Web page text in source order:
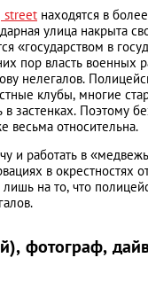
street находятся в
улица накрыта
«государством в
пор власть военных
нелегалов.
клубы, многие
в застенках. Поэтому
весьма относительна.
и работать в
в окрестностях
на то, что
фотограф,